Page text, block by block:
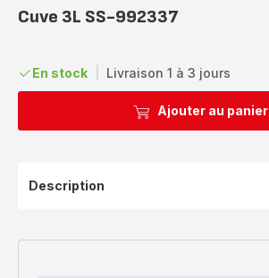
Cuve 3L SS-992337
En stock Livraison 1 à 3 jours
Ajouter au panier
Description